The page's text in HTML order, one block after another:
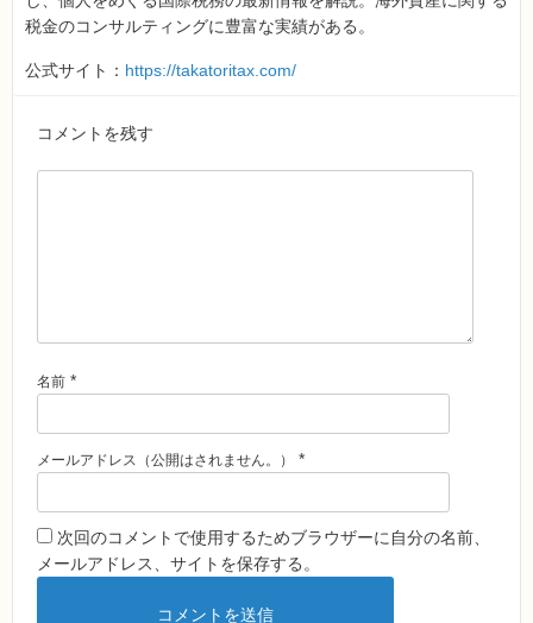
税金のコンサルティングに豊富な実績がある。
公式サイト： https://takatoritax.com/
コメントを残す
名前 *
メールアドレス（公開はされません。） *
次回のコメントで使用するためブラウザーに自分の名前、
メールアドレス、サイトを保存する。